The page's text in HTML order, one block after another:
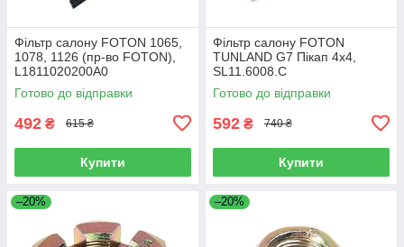
Фільтр салону FOTON 1065,
1078, 1126 (пр-во FOTON),
L1811020200A0
Готово до відправки
492 ₴ 615 ₴
Купити
Фільтр салону FOTON
TUNLAND G7 Пікап 4х4,
SL11.6008.C
Готово до відправки
592 ₴ 740 ₴
Купити
–20% –20%